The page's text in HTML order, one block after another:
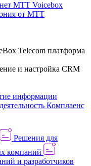
МТТ Voicebox
от МТТ
Telecom платформа
и настройка CRM
информации
Комплаенс
Решения для
компаний
и разработчиков